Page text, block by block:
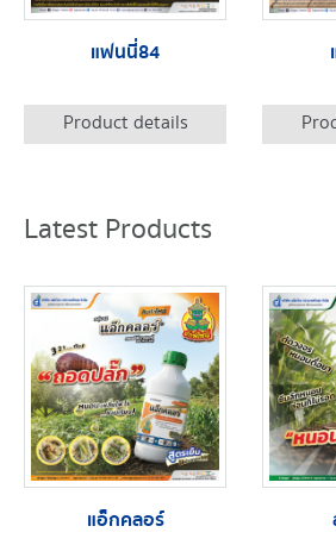
แฟนนี่84
Product details
Latest Products
แอ็กคลอร์